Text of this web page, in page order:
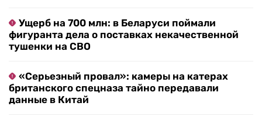
Ущерб на 700 млн: в Беларуси поймали
фигуранта дела о поставках некачественной
тушенки на СВО
«Серьезный провал»: камеры на катерах
британского спецназа тайно передавали
данные в Китай